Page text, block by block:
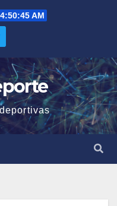
4:50:45 AM